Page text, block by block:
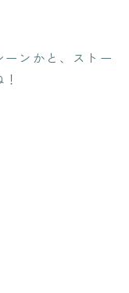
ンかと、ストー